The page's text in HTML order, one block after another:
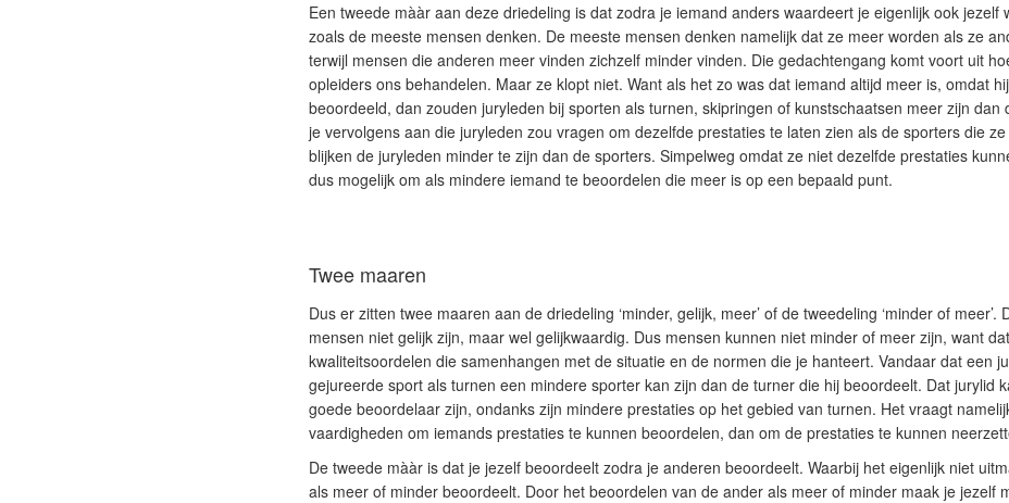
Een tweede mààr aan deze driedeling is dat zodra je iemand anders waardeert je eigenlijk ook jezelf
zoals de meeste mensen denken. De meeste mensen denken namelijk dat ze meer worden als ze
terwijl mensen die anderen meer vinden zichzelf minder vinden. Die gedachtengang komt voort uit
opleiders ons behandelen. Maar ze klopt niet. Want als het zo was dat iemand altijd meer is, omdat
beoordeeld, dan zouden juryleden bij sporten als turnen, skipringen of kunstschaatsen meer zijn dan
je vervolgens aan die juryleden zou vragen om dezelfde prestaties te laten zien als de sporters die
blijken de juryleden minder te zijn dan de sporters. Simpelweg omdat ze niet dezelfde prestaties
dus mogelijk om als mindere iemand te beoordelen die meer is op een bepaald punt.
Twee maaren
Dus er zitten twee maaren aan de driedeling ‘minder, gelijk, meer’ of de tweedeling ‘minder of meer’.
mensen niet gelijk zijn, maar wel gelijkwaardig. Dus mensen kunnen niet minder of meer zijn, want
kwaliteitsoordelen die samenhangen met de situatie en de normen die je hanteert. Vandaar dat een
gejureerde sport als turnen een mindere sporter kan zijn dan de turner die hij beoordeelt. Dat jurylid
goede beoordelaar zijn, ondanks zijn mindere prestaties op het gebied van turnen. Het vraagt
vaardigheden om iemands prestaties te kunnen beoordelen, dan om de prestaties te kunnen
De tweede mààr is dat je jezelf beoordeelt zodra je anderen beoordeelt. Waarbij het eigenlijk niet
als meer of minder beoordeelt. Door het beoordelen van de ander als meer of minder maak je jezelf